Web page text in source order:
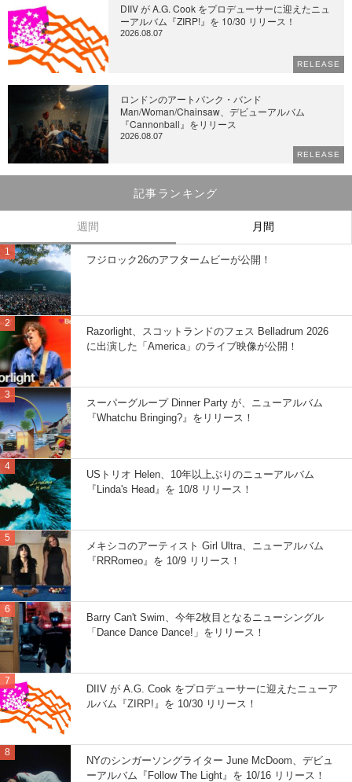
DIIV が A.G. Cook をプロデューサーに迎えたニュ
ーアルバム『ZIRP!』を 10/30 リリース！
2026.08.07
RELEASE
ロンドンのアートパンク・バンド
Man/Woman/Chainsaw、デビューアルバム
『Cannonball』をリリース
2026.08.07
RELEASE
記事ランキング
週間 月間
フジロック26のアフタームビーが公開！
Razorlight、スコットランドのフェス Belladrum 2026
に出演した「America」のライブ映像が公開！
スーパーグループ Dinner Party が、ニューアルバム
『Whatchu Bringing?』をリリース！
USトリオ Helen、10年以上ぶりのニューアルバム
『Linda's Head』を 10/8 リリース！
メキシコのアーティスト Girl Ultra、ニューアルバム
『RRRomeo』を 10/9 リリース！
Barry Can't Swim、今年2枚目となるニューシングル
「Dance Dance Dance!」をリリース！
DIIV が A.G. Cook をプロデューサーに迎えたニューア
ルバム『ZIRP!』を 10/30 リリース！
NYのシンガーソングライター June McDoom、デビュ
ーアルバム『Follow The Light』を 10/16 リリース！